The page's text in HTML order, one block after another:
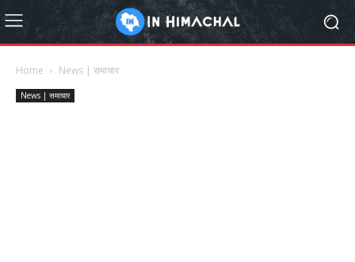
Home News | समाचार
News | समाचार